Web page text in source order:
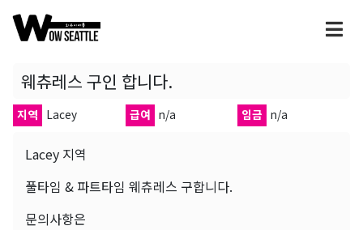
웨츄레스 구인 합니다.
지역 Lacey 급여 n/a 임금 n/a
Lacey 지역
풀타임 & 파트타임 웨츄레스 구합니다.
문의사항은